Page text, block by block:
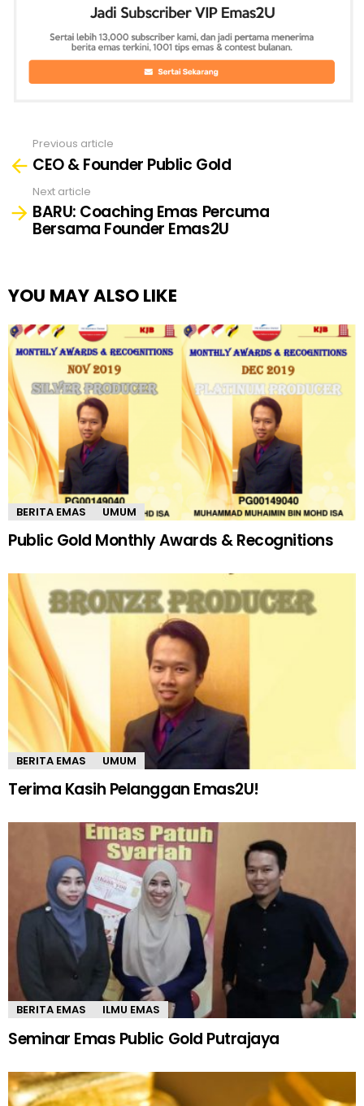
more
Previous article
CEO & Founder Public Gold
Next article
BARU: Coaching Emas Percuma
Bersama Founder Emas2U
YOU MAY ALSO LIKE
BERITA EMAS UMUM
Public Gold Monthly Awards & Recognitions
BERITA EMAS UMUM
Terima Kasih Pelanggan Emas2U!
BERITA EMAS ILMU EMAS
Seminar Emas Public Gold Putrajaya